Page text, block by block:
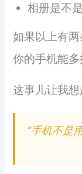
相册是不
如果以上有
你的手机能多
这事儿让我想
“手机不是